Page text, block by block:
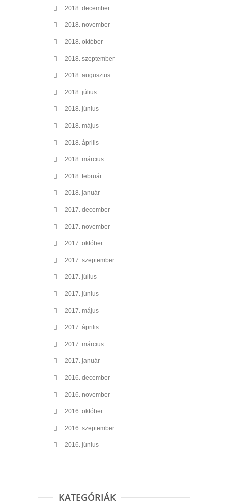
2018. december
2018. november
2018. október
2018. szeptember
2018. augusztus
2018. július
2018. június
2018. május
2018. április
2018. március
2018. február
2018. január
2017. december
2017. november
2017. október
2017. szeptember
2017. július
2017. június
2017. május
2017. április
2017. március
2017. január
2016. december
2016. november
2016. október
2016. szeptember
2016. június
KATEGÓRIÁK